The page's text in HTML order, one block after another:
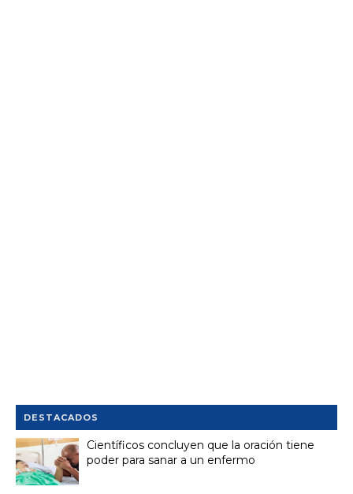
DESTACADOS
Científicos concluyen que la oración tiene
poder para sanar a un enfermo